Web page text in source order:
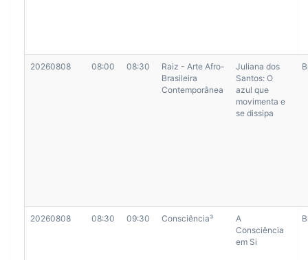
20260808 08:00 08:30
Raiz - Arte Afro-
Brasileira
Contemporânea
Juliana dos
Santos: O
azul que
movimenta e
se dissipa
20260808 08:30 09:30 Consciência³
A
Consciência
em Si